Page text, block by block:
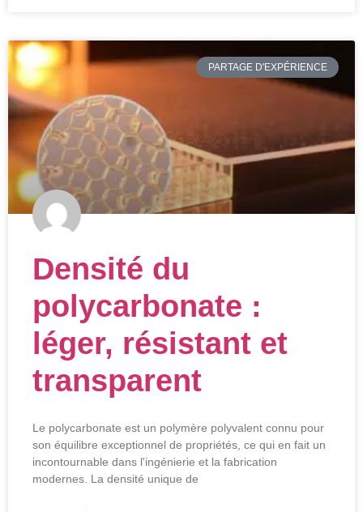
PARTAGE D'EXPÉRIENCE
Densité du
polycarbonate :
léger, résistant et
transparent
Le polycarbonate est un polymère polyvalent connu pour
son équilibre exceptionnel de propriétés, ce qui en fait un
incontournable dans l'ingénierie et la fabrication
modernes. La densité unique de